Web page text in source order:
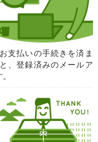
支払いの手続きを済ま
、登録済みのメールア